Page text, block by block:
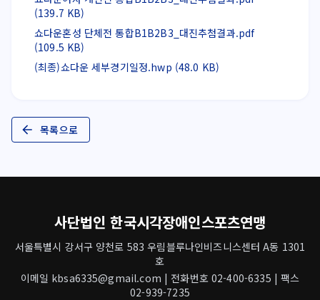
(139.7 KB)
쇼다운혼성 단체전 통합B1B2B3_대진추첨결과.pdf
(109.5 KB)
(최종)쇼다운 세부경기일정.hwp (48.0 KB)
목록으로
사단법인 한국시각장애인스포츠연맹
서울특별시 강서구 양천로 583 우림블루나인비즈니스센터 A동 1301
호
이메일 kbsa6335@gmail.com | 전화번호 02-400-6335 | 팩스
02-939-7235